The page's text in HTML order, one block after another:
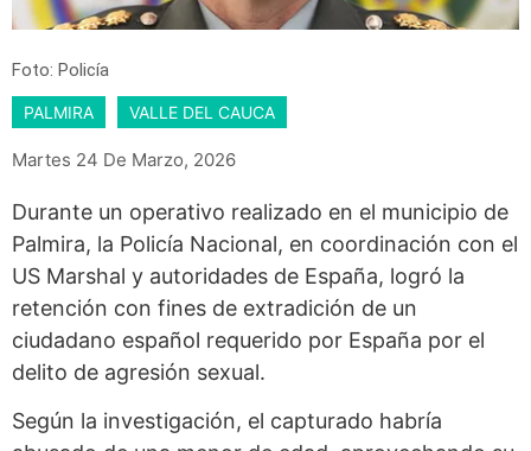
Foto: Policía
PALMIRA VALLE DEL CAUCA
Martes 24 De Marzo, 2026
Durante un operativo realizado en el municipio de
Palmira, la Policía Nacional, en coordinación con el
US Marshal y autoridades de España, logró la
retención con fines de extradición de un
ciudadano español requerido por España por el
delito de agresión sexual.
Según la investigación, el capturado habría